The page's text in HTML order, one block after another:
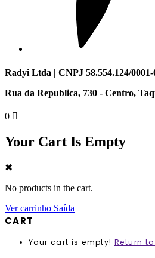
Radyi Ltda | CNPJ 58.554.124/0001-
Rua da Republica, 730 - Centro,
0
Your Cart Is Empty
✖
No products in the cart.
Ver carrinho Saída
CART
Your cart is empty! Return